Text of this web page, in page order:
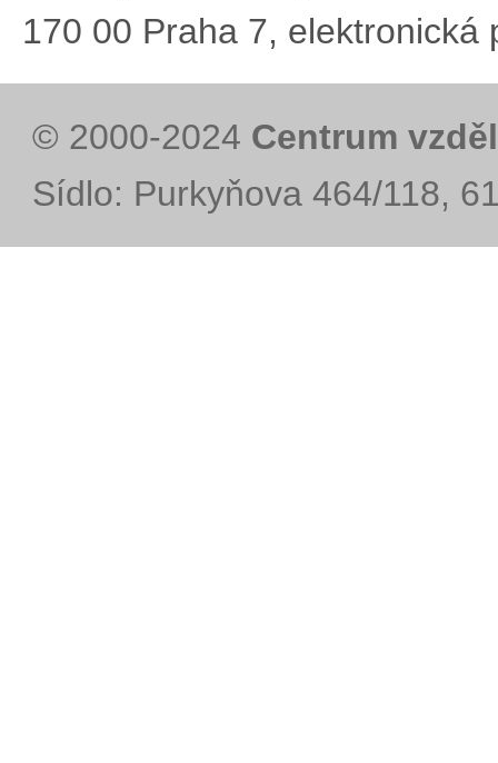
170 00 Praha 7, elektronická
© 2000-2024 Centrum
Sídlo: Purkyňova 464/118,